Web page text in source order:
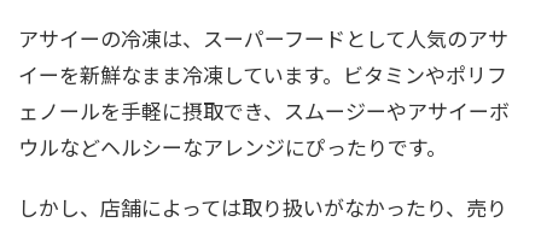
アサイーの冷凍は、スーパーフードとして人気のアサ
イーを新鮮なまま冷凍しています。ビタミンやポリフ
ェノールを手軽に摂取でき、スムージーやアサイーボ
ウルなどヘルシーなアレンジにぴったりです。
しかし、店舗によっては取り扱いがなかったり、売り